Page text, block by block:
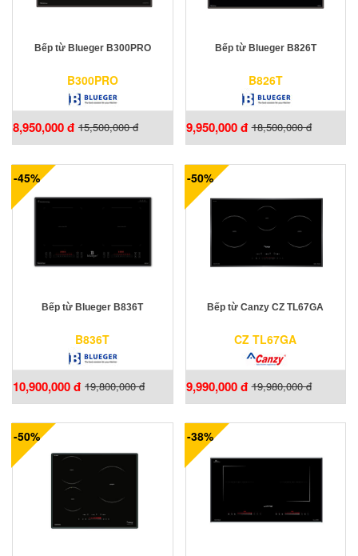
Bếp từ Blueger B300PRO
B300PRO
8,950,000 đ 15,500,000 đ
Bếp từ Blueger B826T
B826T
9,950,000 đ 18,500,000 đ
-45%
Bếp từ Blueger B836T
B836T
10,900,000 đ 19,800,000 đ
-50%
Bếp từ Canzy CZ TL67GA
CZ TL67GA
9,990,000 đ 19,980,000 đ
-50% -38%